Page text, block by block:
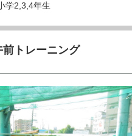
学2,3,4年生
トレーニング